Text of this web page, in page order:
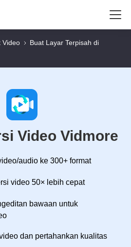
Video
Buat Layar Terpisah di
Video Vidmore
audio ke 300+ format
video 50× lebih cepat
bawaan untuk
dan pertahankan kualitas